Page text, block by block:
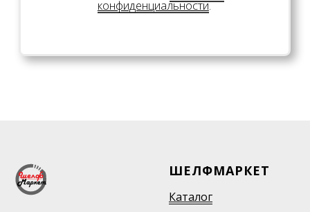
ШЕЛФМАРКЕТ
Каталог